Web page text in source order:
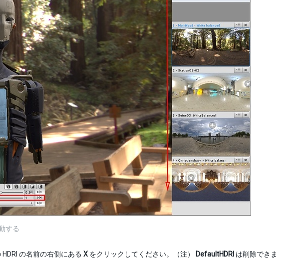
する
の名前の右側にある X をクリックしてください。（注） DefaultHDRI は削除できま